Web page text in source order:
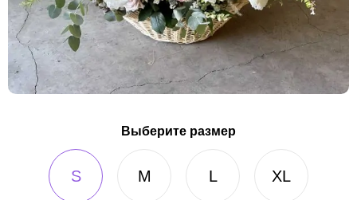
Выберите размер
S M L XL